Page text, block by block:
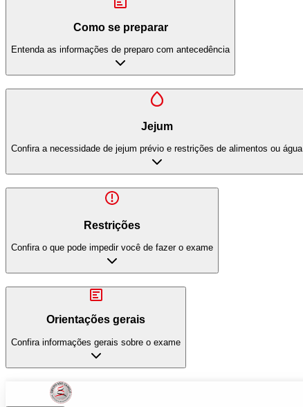
Como se preparar
Entenda as informações de preparo com antecedência
Jejum
Confira a necessidade de jejum prévio e restrições de alimentos ou água
Restrições
Confira o que pode impedir você de fazer o exame
Orientações gerais
Confira informações gerais sobre o exame